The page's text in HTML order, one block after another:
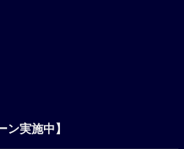
ン実施中】